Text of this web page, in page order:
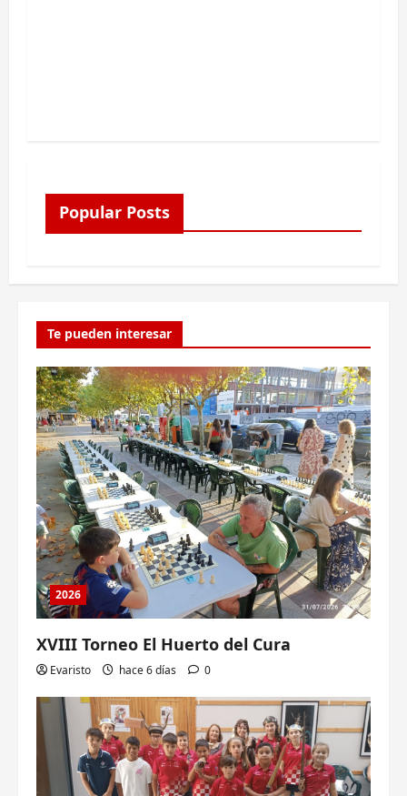
Popular Posts
Te pueden interesar
2026
XVIII Torneo El Huerto del Cura
Evaristo hace 6 días 0